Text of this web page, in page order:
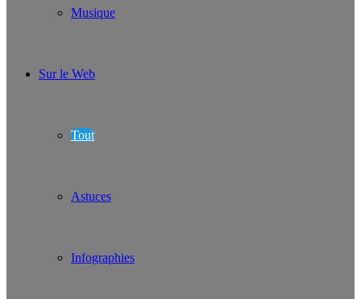
Musique
Sur le Web
Tout
Astuces
Infographies